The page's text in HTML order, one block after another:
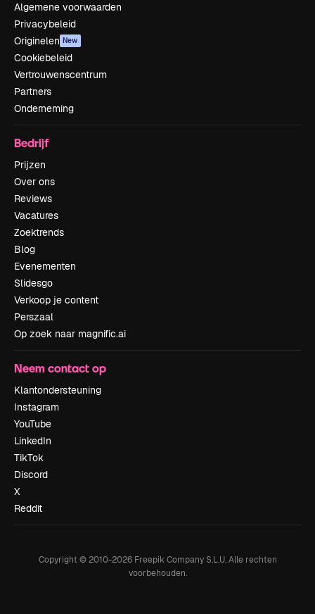
Algemene voorwaarden
Privacybeleid
Originelen New
Cookiebeleid
Vertrouwenscentrum
Partners
Onderneming
Bedrijf
Prijzen
Over ons
Reviews
Vacatures
Zoektrends
Blog
Evenementen
Slidesgo
Verkoop je content
Perszaal
Op zoek naar magnific.ai
Neem contact op
Klantondersteuning
Instagram
YouTube
LinkedIn
TikTok
Discord
X
Reddit
Copyright © 2010-2026Freepik Company S.L.U. Alle rechten
voorbehouden.